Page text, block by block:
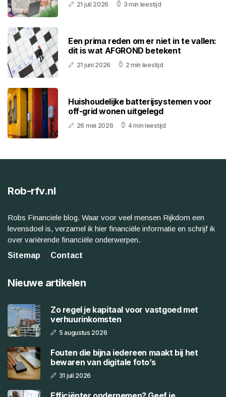
21 juli 2026 3 min leestijd
Een prima reden om er niet in te vallen:
dit is wat AFGROND betekent
21 juni 2026 2 min leestijd
Huishoudelijke batterijsystemen voor
off-grid wonen uitgelegd
26 mei 2026 4 min leestijd
Rob-rfv.nl
Robs Financiele blog. Waar voor veel mensen Rijkdom een
levensdoel is, verzamel ik hier financiële informatie en schrijf ik
over variërende financiële onderwerpen.
Sitemap
Contact
Nieuwe artikelen
Zo regel je kapitaal voor vastgoed met
verhuurinkomsten
5 augustus 2026
Fouten die bijna iedereen maakt bij het
bewaren van digitale foto’s
31 juli 2026